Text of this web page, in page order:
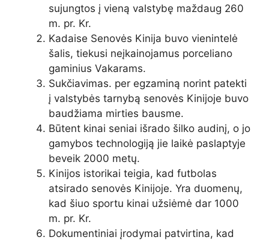
sujungtos į vieną valstybę maždaug 260
m. pr. Kr.
Kadaise Senovės Kinija buvo vienintelė
šalis, tiekusi neįkainojamus porceliano
gaminius Vakarams.
Sukčiavimas. per egzaminą norint patekti
į valstybės tarnybą senovės Kinijoje buvo
baudžiama mirties bausme.
Būtent kinai seniai išrado šilko audinį, o jo
gamybos technologiją jie laikė paslaptyje
beveik 2000 metų.
Kinijos istorikai teigia, kad futbolas
atsirado senovės Kinijoje. Yra duomenų,
kad šiuo sportu kinai užsiėmė dar 1000
m. pr. Kr.
Dokumentiniai įrodymai patvirtina, kad